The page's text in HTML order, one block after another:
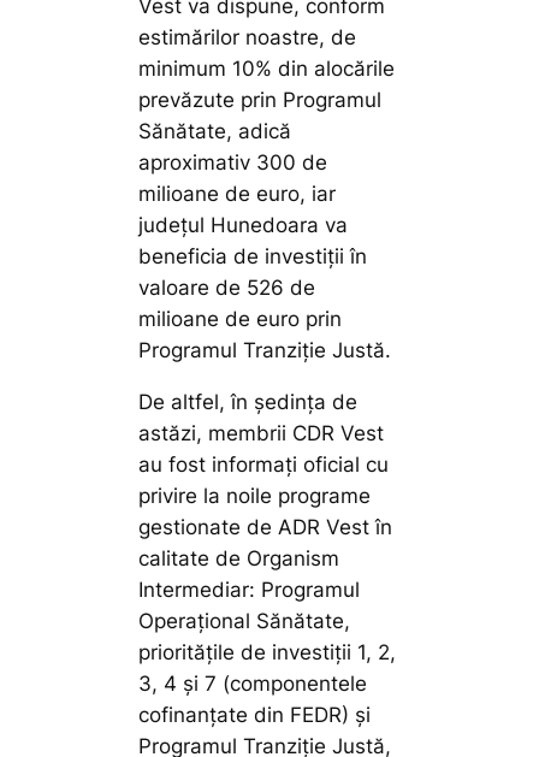
Vest va dispune, conform
estimărilor noastre, de
minimum 10% din alocările
prevăzute prin Programul
Sănătate, adică
aproximativ 300 de
milioane de euro, iar
județul Hunedoara va
beneficia de investiții în
valoare de 526 de
milioane de euro prin
Programul Tranziție Justă.
De altfel, în ședința de
astăzi, membrii CDR Vest
au fost informați oficial cu
privire la noile programe
gestionate de ADR Vest în
calitate de Organism
Intermediar: Programul
Operațional Sănătate,
prioritățile de investiții 1, 2,
3, 4 și 7 (componentele
cofinanțate din FEDR) și
Programul Tranziție Justă,